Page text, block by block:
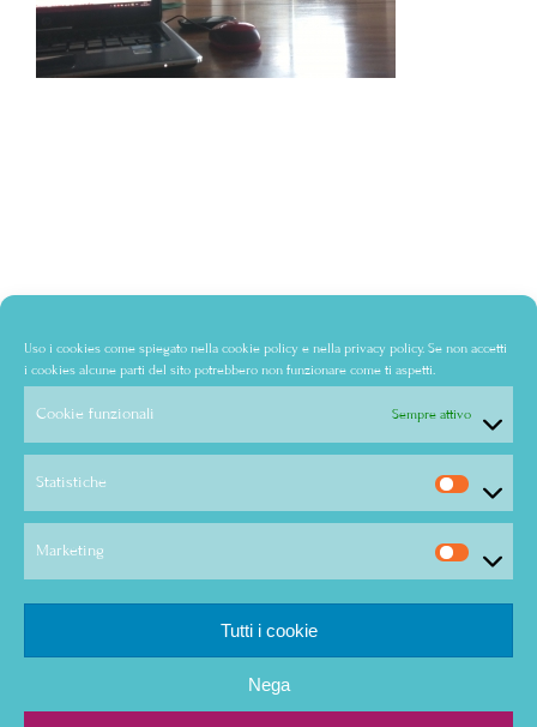
Uso i cookies come spiegato nella cookie policy e nella privacy policy. Se non accetti
i cookies alcune parti del sito potrebbero non funzionare come ti aspetti.
Cookie funzionali Sempre attivo
Statistiche
Marketing
Tutti i cookie
Nega
© Copyright - Audra Bertolone